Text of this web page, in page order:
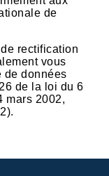
de
rectification
vous
de données
de la loi du 6
mars 2002,